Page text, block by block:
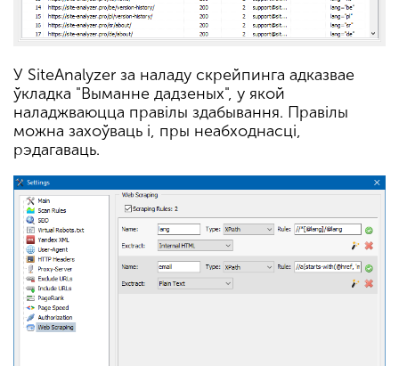
У SiteAnalyzer за наладу скрейпинга адказвае
ўкладка "Выманне дадзеных", у якой
наладжваюцца правілы здабывання. Правілы
можна захоўваць і, пры неабходнасці,
рэдагаваць.